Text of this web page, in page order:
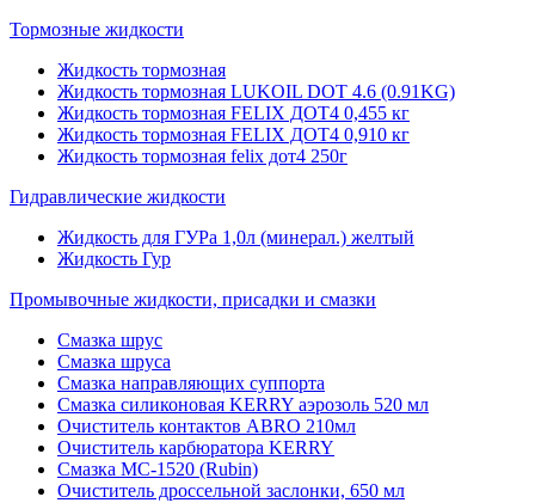
Тормозные жидкости
Жидкость тормозная
Жидкость тормозная LUKOIL DOT 4.6 (0.91KG)
Жидкость тормозная FELIX ДОТ4 0,455 кг
Жидкость тормозная FELIX ДОТ4 0,910 кг
Жидкость тормозная felix дот4 250г
Гидравлические жидкости
Жидкость для ГУРа 1,0л (минерал.) желтый
Жидкость Гур
Промывочные жидкости, присадки и смазки
Смазка шрус
Смазка шруса
Смазка направляющих суппорта
Смазка силиконовая KERRY аэрозоль 520 мл
Очиститель контактов ABRO 210мл
Очиститель карбюратора KERRY
Смазка МС-1520 (Rubin)
Очиститель дроссельной заслонки, 650 мл